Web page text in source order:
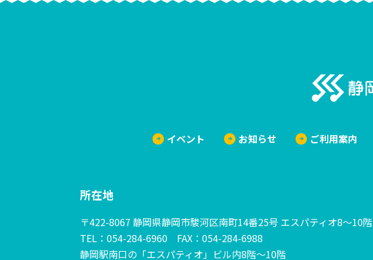
イベント お知らせ ご利用案内
所在地
〒422-8067 静岡県静岡市駿河区南町14番25号 エスパティオ8～10階
TEL：054-284-6960 FAX：054-284-6988
静岡駅南口の「エスパティオ」ビル内8階～10階